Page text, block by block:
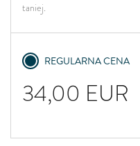
taniej.
REGULARNA CENA
34,00 EUR